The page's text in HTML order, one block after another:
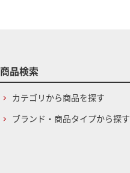
商品検索
カテゴリから商品を探す
ブランド・商品タイプから探す